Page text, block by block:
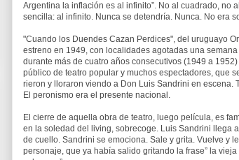
Argentina la inflación es al infinito”. No al cuadrado, no
sencilla: al infinito. Nunca se detendría. Nunca. No era
"Cuando los Duendes Cazan Perdices", del uruguayo
estreno en 1949, con localidades agotadas una
durante más de cuatro años consecutivos (1949 a
público de teatro popular y muchos espectadores, que
rieron y lloraron viendo a Don Luis Sandrini en escena.
El peronismo era el presente nacional.
El cierre de aquella obra de teatro, luego película, es
en la soledad del living, sobrecoge. Luis Sandrini llega
de cuello. Sandrini se emociona. Sale y grita. Vuelve y
personaje, que ya había salido gritando la frase” la